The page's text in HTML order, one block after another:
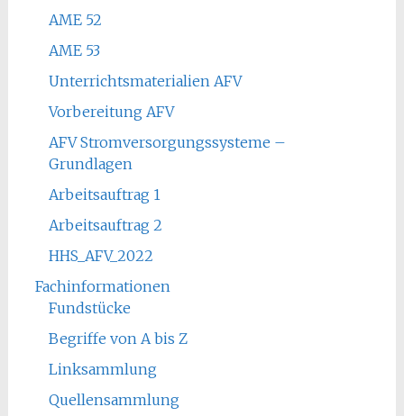
AME 52
AME 53
Unterrichtsmaterialien AFV
Vorbereitung AFV
AFV Stromversorgungssysteme –
Grundlagen
Arbeitsauftrag 1
Arbeitsauftrag 2
HHS_AFV_2022
Fachinformationen
Fundstücke
Begriffe von A bis Z
Linksammlung
Quellensammlung